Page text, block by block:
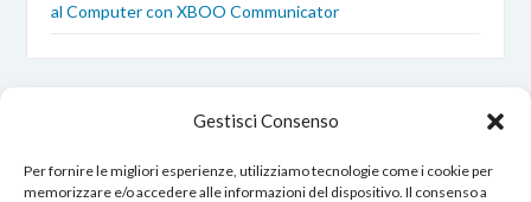
Gestisci Consenso
Per fornire le migliori esperienze, utilizziamo tecnologie come i cookie per
memorizzare e/o accedere alle informazioni del dispositivo. Il consenso a
al Computer con XBOO Communicator